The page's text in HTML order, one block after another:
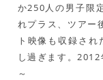
か250人の男子限
れプラス、ツアー
ト映像も収録さ
し過ぎます。
～